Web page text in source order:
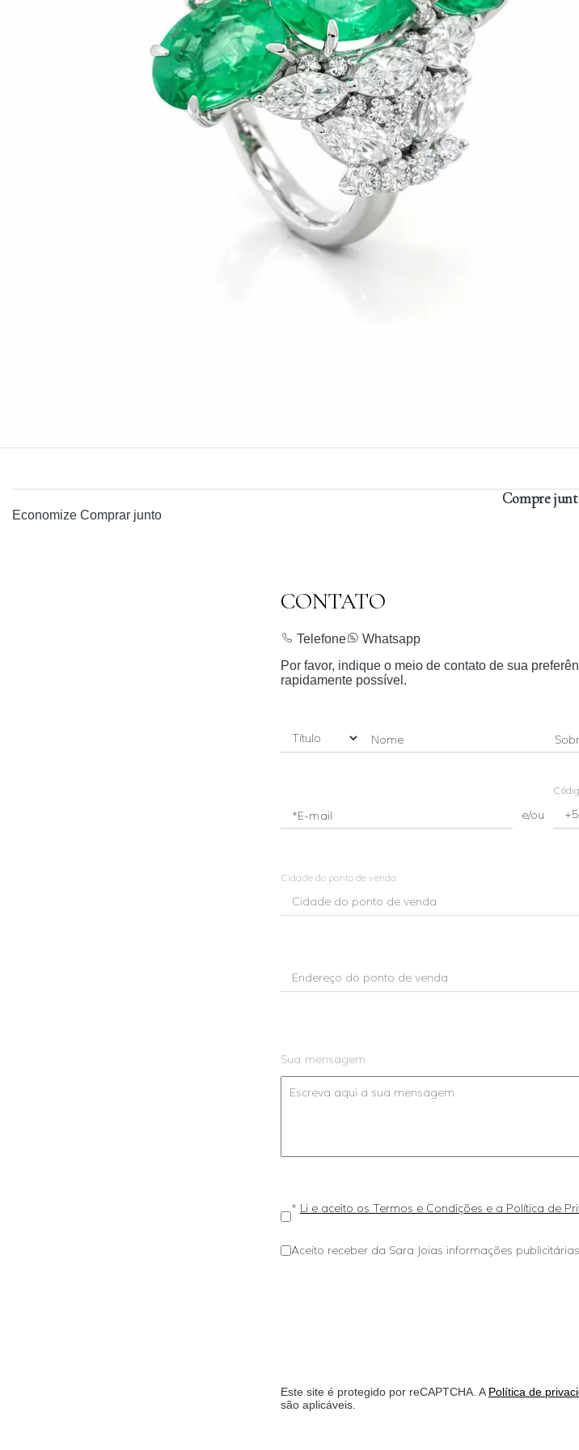
Compre
Economize Comprar junto
CONTATO
Telefone
Whatsapp
Por favor, indique o meio de contato de sua
rapidamente possível.
Nome
*E-mail e/ou
Cidade do ponto de venda
Sua mensagem
* Li e aceito os Termos e Condições e a Política de
Aceito receber da Sara Joias informações
Este site é protegido por reCAPTCHA. A Política de
são aplicáveis.